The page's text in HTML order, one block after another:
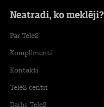
Neatradi, ko meklēji?
Par Tele2
Komplimenti
Kontakti
Tele2 centri
Darbs Tele2